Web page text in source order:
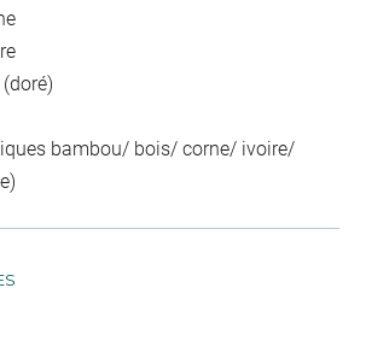
bambou/ bois/ corne/ ivoire/